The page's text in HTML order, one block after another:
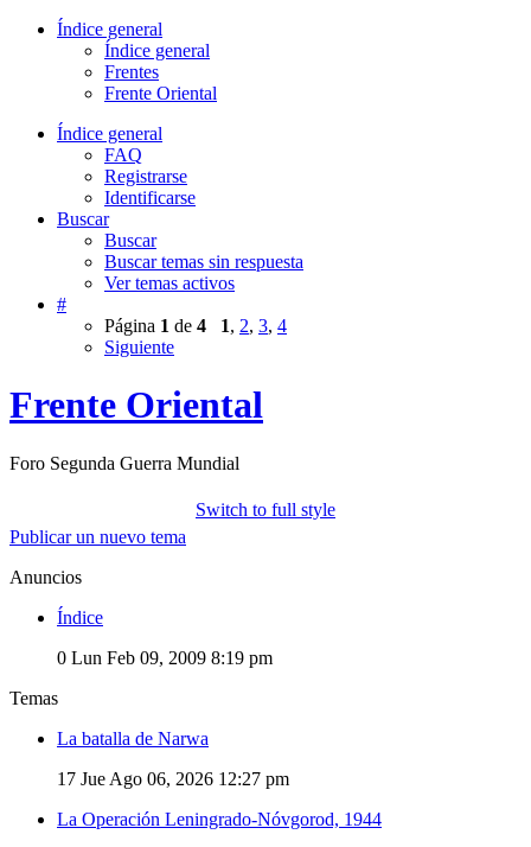
Índice general
Índice general
Frentes
Frente Oriental
Índice general
FAQ
Registrarse
Identificarse
Buscar
Buscar
Buscar temas sin respuesta
Ver temas activos
#
Página 1 de 4 1, 2, 3, 4
Siguiente
Frente Oriental
Foro Segunda Guerra Mundial
Switch to full style
Publicar un nuevo tema
Anuncios
Índice
0 Lun Feb 09, 2009 8:19 pm
Temas
La batalla de Narwa
17 Jue Ago 06, 2026 12:27 pm
La Operación Leningrado-Nóvgorod, 1944